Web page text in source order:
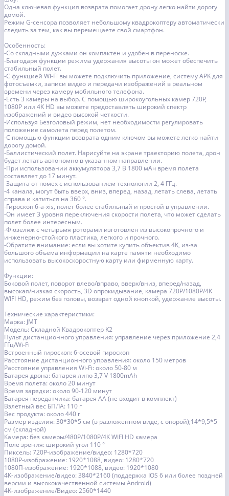
Одна ключевая функция возврата помогает дрону легко найти дорогу
домой.
Режим G-сенсора позволяет небольшому квадрокоптеру автоматически
следить за тем, как вы перемещаете свой смартфон.
Особенность:
-Со складными дужками он компактен и удобен в переноске.
-Благодаря функции режима удержания высоты он может обеспечить
стабильный полет.
-С функцией Wi-Fi вы можете подключить приложение, систему APK для
фотосъемки, записи видео и передачи изображений в реальном
времени через камеру мобильного телефона.
-Есть 3 камеры на выбор. С помощью широкоугольных камер 720P,
1080P или 4K HD вы можете предоставлять широкий спектр
изображений и видео высокой четкости.
-Используя Безголовый режим, нет необходимости регулировать
положение самолета перед полетом.
-С помощью функции возврата одним ключом вы можете легко найти
дорогу домой.
-Баллистический полет. Нарисуйте на экране траекторию полета, дрон
будет летать автономно в указанном направлении.
-При использовании аккумулятора 3,7 В 1800 мАч время полета
составляет до 17 минут.
-Защита от помех с использованием технологии 2, 4 ГГц.
-4 канала, могут быть вверх, вниз, вперед, назад, летать слева, летать
справа и катиться на 360 °.
-Гироскоп 6-a-xis, полет более стабильный и простой в управлении.
-Он имеет 3 уровня переключения скорости полета, что может сделать
полет более интересным.
-Фюзеляж с четырьмя роторами изготовлен из высокопрочного и
инженерно-стойкого пластика, легкого и прочного.
-Обратите внимание: если вы хотите купить объектив 4K, из-за
большого объема информации на карте памяти необходимо
использовать высокоскоростную карту или фирменную карту.
Функции:
Боковой полет, поворот влево/вправо, вверх/вниз, вперед/назад,
высокая/низкая скорость, 3D опрокидывание, камера 720P/1080P/4K
WIFI HD, режим без головы, возврат одной кнопкой, удержание высоты.
Технические характеристики:
Марка: JMT
Модель: Складной Квадрокоптер K2
Пульт дистанционного управления: управление через приложение 2,4
ГГц/Wi-Fi
Встроенный гироскоп: 6-осевой гироскоп
Расстояние дистанционного управления: около 150 метров
Расстояние управления Wi-Fi: около 50-80 м
Батарея дрона: батарея липо 3,7 V 1800mAh
Время полета: около 20 минут
Время зарядки: около 90-120 минут
Батарея передатчика: батарея AA (не входит в комплект)
Взлетный вес БПЛА: 110 г
Вес продукта: около 440 г
Размер изделия: 30*30*5 см (в разложенном виде, с опорой);14*9,5*5
см (складной)
Камера: без камеры/480P/1080P/4K WIFI HD камера
Поле зрения: широкий угол 110 °
Пиксель: 720P-изображение/видео: 1280*720
1080P-изображение: 1920*1088, видео: 1280*720
1080П-изображение: 1920*1088, видео: 1920*1080
4K-изображение/видео: 3840*2160 (поддержка IOS 6 или более поздней
версии и высококачественной системы Android)
4K-изображение/Видео: 2560*1440